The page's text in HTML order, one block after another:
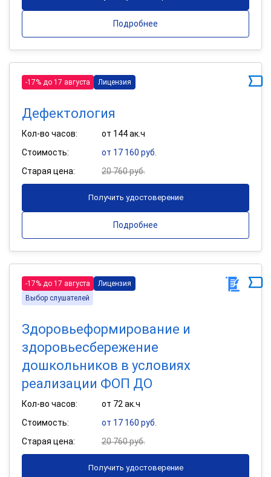
Подробнее
-17% до 17 августа Лицензия
Дефектология
Кол-во часов:
от 144 ак.ч
Стоимость:
от 17 160 руб.
Старая цена:
20 760 руб.
Получить удостоверение
Подробнее
-17% до 17 августа
Лицензия
Выбор слушателей
Здоровьеформирование и
здоровьесбережение
дошкольников в условиях
реализации ФОП ДО
Кол-во часов:
от 72 ак.ч
Стоимость:
от 17 160 руб.
Старая цена:
20 760 руб.
Получить удостоверение